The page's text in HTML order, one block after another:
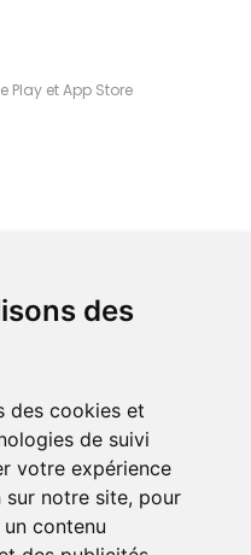
des
des cookies et
de suivi
votre expérience
notre site, pour
contenu
Play et App Store
votre commande à Amiens
ou recevez-là rapidement
sociaux